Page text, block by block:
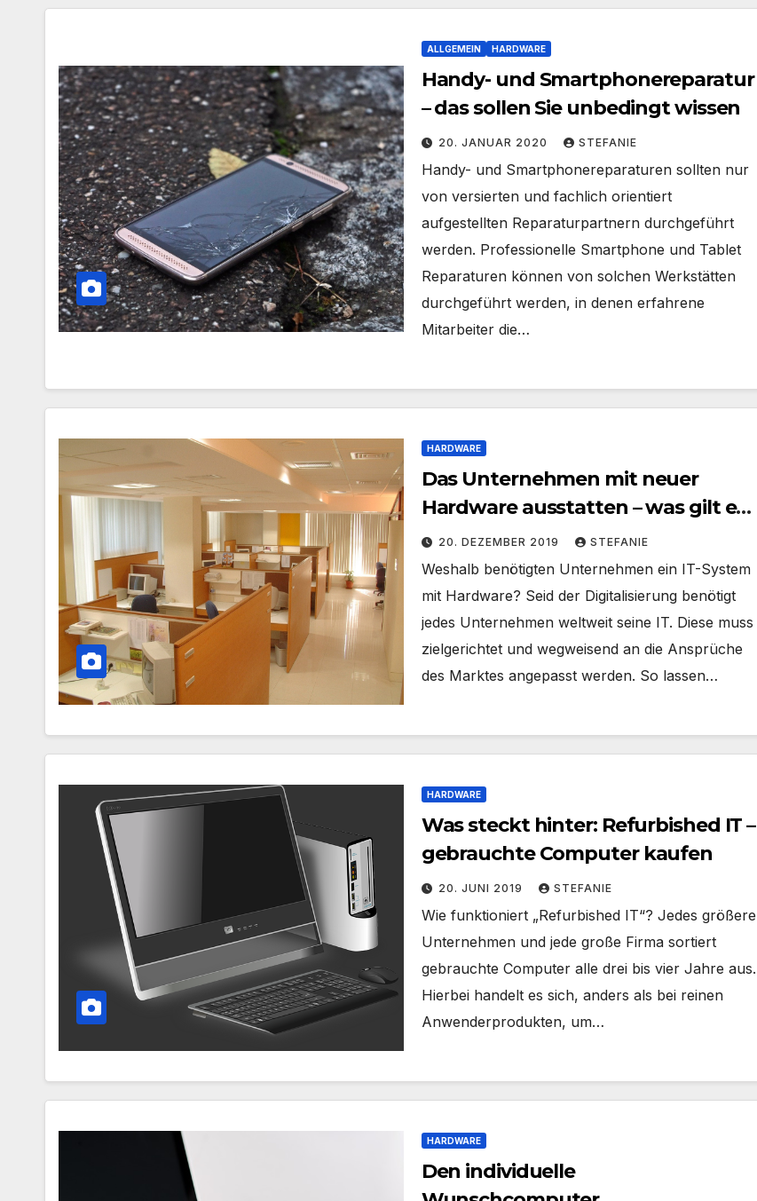
ALLGEMEIN HARDWARE
Handy- und Smartphonereparatur
– das sollen Sie unbedingt wissen
20. JANUAR 2020 STEFANIE
Handy- und Smartphonereparaturen sollten nur
von versierten und fachlich orientiert
aufgestellten Reparaturpartnern durchgeführt
werden. Professionelle Smartphone und Tablet
Reparaturen können von solchen Werkstätten
durchgeführt werden, in denen erfahrene
Mitarbeiter die…
HARDWARE
Das Unternehmen mit neuer
Hardware ausstatten – was gilt es
zu beachten?
20. DEZEMBER 2019 STEFANIE
Weshalb benötigten Unternehmen ein IT-System
mit Hardware? Seid der Digitalisierung benötigt
jedes Unternehmen weltweit seine IT. Diese muss
zielgerichtet und wegweisend an die Ansprüche
des Marktes angepasst werden. So lassen…
HARDWARE
Was steckt hinter: Refurbished IT –
gebrauchte Computer kaufen
20. JUNI 2019 STEFANIE
Wie funktioniert „Refurbished IT“? Jedes größere
Unternehmen und jede große Firma sortiert
gebrauchte Computer alle drei bis vier Jahre aus.
Hierbei handelt es sich, anders als bei reinen
Anwenderprodukten, um…
HARDWARE
Den individuelle